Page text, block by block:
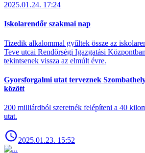
2025.01.24. 17:24
Iskolarendőr szakmai nap
Tizedik alkalommal gyűltek össze az
Teve utcai Rendőrségi Igazgatási
tekintsenek vissza az elmúlt évre.
Gyorsforgalmi utat terveznek
között
200 milliárdból szeretnék felépíteni a 40
utat.
2025.01.23. 15:52